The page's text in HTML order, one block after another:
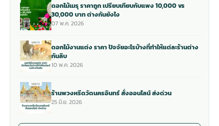
ดอกไม้เมรุ ราคาถูก เปรียบเทียบกับแพง 10,000 vs
30,000 บาท ต่างกันยังไง
07 พ.ค. 2026
ดอกไม้งานแต่ง ราคา ปัจจัยอะไรบ้างที่ทำให้แต่ละร้านต่าง
กันลิบ
10 พ.ค. 2026
ร้านพวงหรีดวัดนครอินทร์ สั่งออนไลน์ ส่งด่วน
25 มิ.ย. 2026